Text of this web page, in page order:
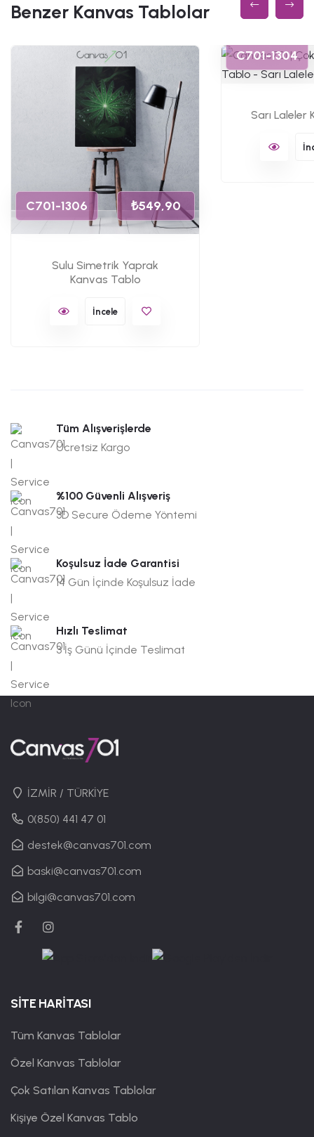
Benzer Kanvas Tablolar
C701-1306 ₺549,90
Sulu Simetrik Yaprak
Kanvas Tablo
İncele
C701-1304
Sarı Laleler
Tüm Alışverişlerde
Ücretsiz Kargo
%100 Güvenli Alışveriş
3D Secure Ödeme Yöntemi
Koşulsuz İade Garantisi
14 Gün İçinde Koşulsuz İade
Hızlı Teslimat
3 İş Günü İçinde Teslimat
İZMİR / TÜRKİYE
0(850) 441 47 01
destek@canvas701.com
baski@canvas701.com
bilgi@canvas701.com
SİTE HARİTASI
Tüm Kanvas Tablolar
Özel Kanvas Tablolar
Çok Satılan Kanvas Tablolar
Kişiye Özel Kanvas Tablo